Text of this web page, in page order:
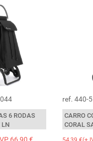
6 RODAS
LN
ref. 440-
CARRO
CORAL